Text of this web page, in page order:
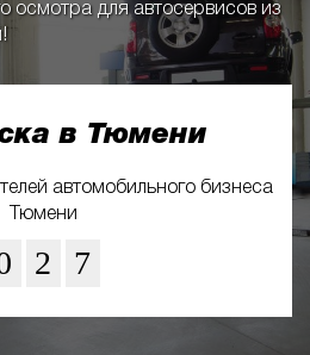
осмотра для автосервисов из
в Тюмени
автомобильного бизнеса
Тюмени
2 7